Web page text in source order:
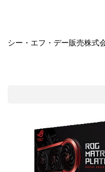
シー・エフ・デー販売株式